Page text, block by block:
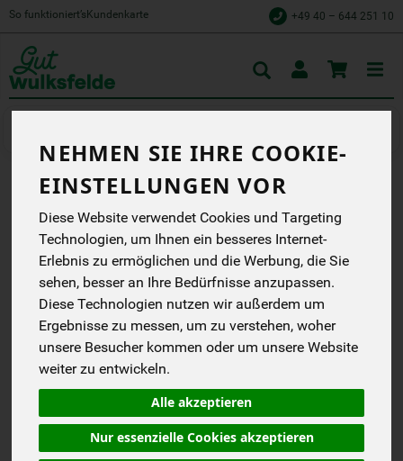
NEHMEN SIE IHRE COOKIE-
EINSTELLUNGEN VOR
Diese Website verwendet Cookies und Targeting
Technologien, um Ihnen ein besseres Internet-
Erlebnis zu ermöglichen und die Werbung, die Sie
sehen, besser an Ihre Bedürfnisse anzupassen.
Diese Technologien nutzen wir außerdem um
Ergebnisse zu messen, um zu verstehen, woher
unsere Besucher kommen oder um unsere Website
weiter zu entwickeln.
Alle akzeptieren
Nur essenzielle Cookies akzeptieren
So funktioniert’s Kundenkarte +49 40 – 644 251 10
SCHOKOLADE 1 BEUTEL
Wir machen Bio aus
Liebe.
Rapunzel
Handelsklasse--
DE-ÖKO-001
0,99 €
(19,80 € / kg)
inkl. 7% MwSt.
Toggle
cart